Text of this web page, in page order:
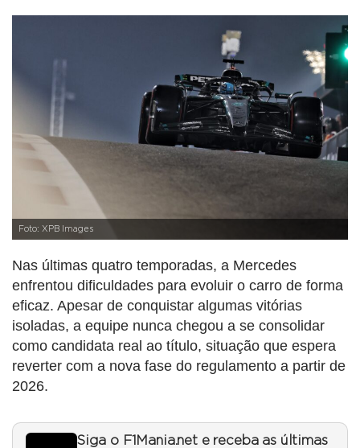
Foto: XPB Images
Nas últimas quatro temporadas, a Mercedes
enfrentou dificuldades para evoluir o carro de forma
eficaz. Apesar de conquistar algumas vitórias
isoladas, a equipe nunca chegou a se consolidar
como candidata real ao título, situação que espera
reverter com a nova fase do regulamento a partir de
2026.
Siga o F1Mania.net e receba as últimas